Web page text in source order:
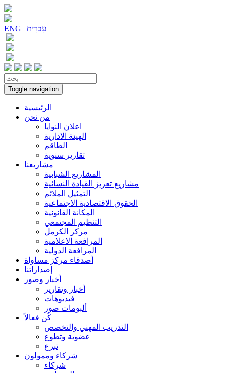
ENG | עִברִית
Toggle navigation
الرئيسية
من نحن
اعلان النوايا
الهيئة الادارية
الطاقم
تقارير سنوية
مشاريعنا
المشاريع الشبابية
مشاريع تعزيز القيادة النسائية
التمثيل الملائم
الحقوق الاقتصادية الاجتماعية
المكانة القانونية
التنظيم المجتمعي
مركز الكرمل
المرافعة الاعلامية
المرافعة الدولية
أصدقاء مركز مساواة
إصداراتنا
أخبار وصور
أخبار وتقارير
فيديوهات
ألبومات صور
كُن فعالاً
التدريب المهني والتخصص
عضوية وتطوع
تبرع
شركاء وممولون
شركاء